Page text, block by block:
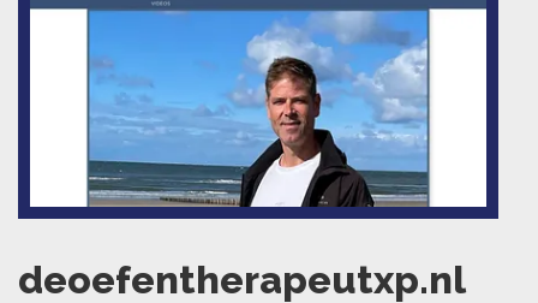
deoefentherapeutxp.nl